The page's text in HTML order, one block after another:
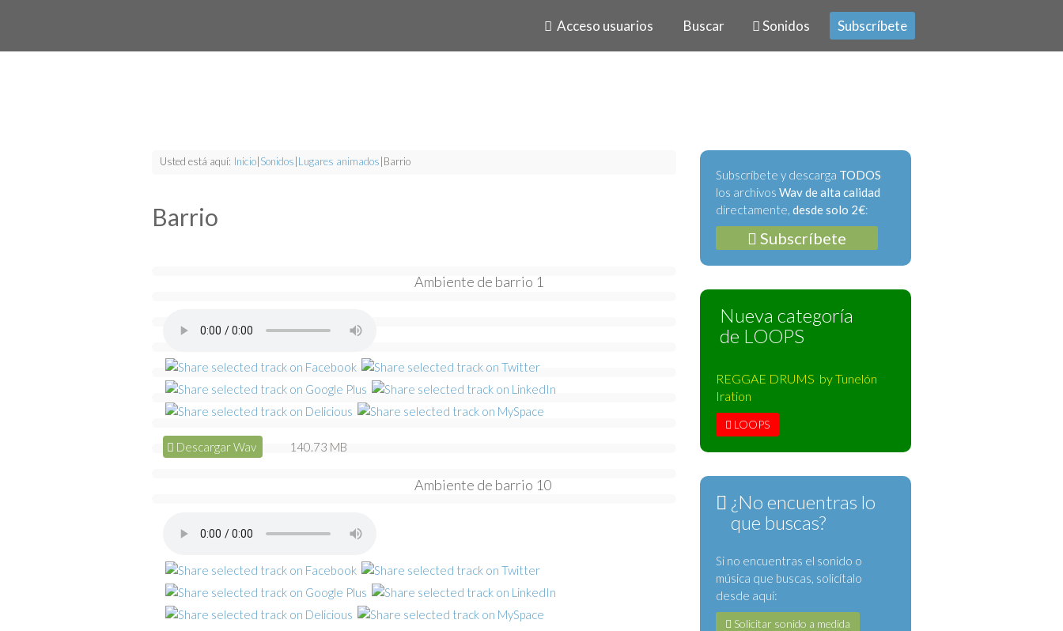
Acceso usuarios Buscar Sonidos Subscríbete
Usted está aquí: Inicio Sonidos Lugares animados Barrio
Barrio
Ambiente de barrio 1
Descargar Wav 140.73 MB
Ambiente de barrio 10
Subscríbete y descarga TODOS
los archivos Wav de alta calidad
directamente, desde solo 2€:
Subscríbete
Nueva categoría
de LOOPS
REGGAE DRUMS by Tunelón
Iration
LOOPS
¿No encuentras lo
que buscas?
Si no encuentras el sonido o
música que buscas, solicítalo
desde aquí:
Solicitar sonido a medida